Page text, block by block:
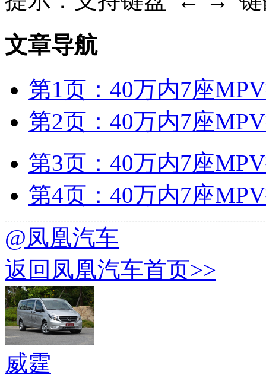
文章导航
第1页：40万内7座
第2页：40万内7座
第3页：40万内7座
第4页：40万内7座
@凤凰汽车
返回凤凰汽车首页>>
威霆